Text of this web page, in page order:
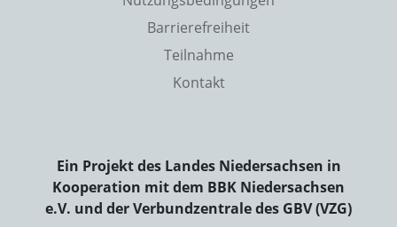
Barrierefreiheit
Teilnahme
Kontakt
Ein Projekt des Landes Niedersachsen in
Kooperation mit dem BBK Niedersachsen
e.V. und der Verbundzentrale des GBV (VZG)